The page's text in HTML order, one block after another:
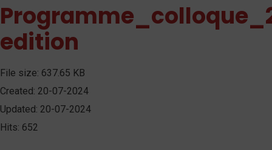
edition
File size: 637.65 KB
Created: 20-07-2024
Updated: 20-07-2024
Hits: 652